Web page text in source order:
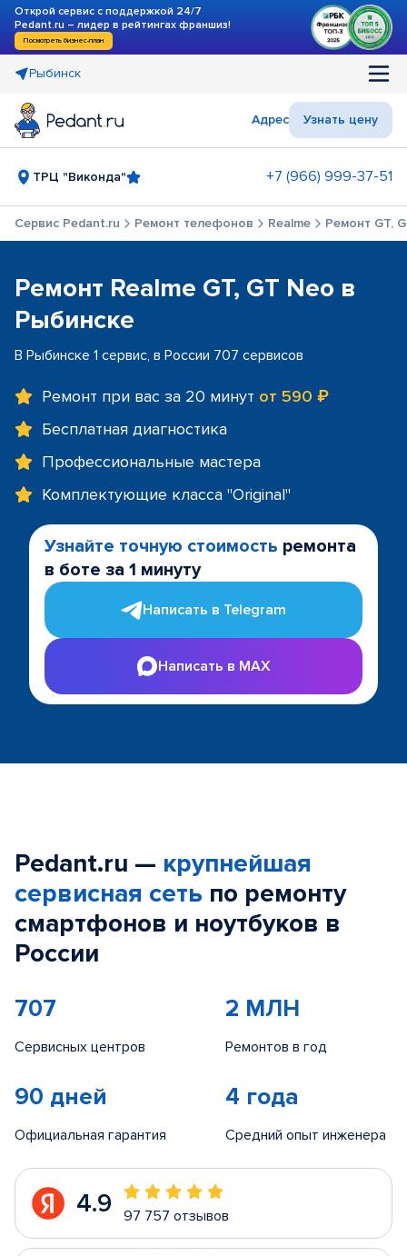
Открой сервис с поддержкой 24/7
Pedant.ru – лидер в рейтингах франшиз!
Посмотреть бизнес-план
Рыбинск
Адрес Узнать цену
ТРЦ "Виконда" +7 (966) 999-37-51
Сервис Pedant.ru Ремонт телефонов Realme Ремонт GT,
Ремонт Realme GT, GT Neo в
Рыбинске
В Рыбинске 1 сервис, в России 707 сервисов
Ремонт при вас за 20 минут от 590 ₽
Бесплатная диагностика
Профессиональные мастера
Комплектующие класса "Original"
Узнайте точную стоимость ремонта
в боте за 1 минуту
Написать в Telegram
Написать в MAX
Pedant.ru — крупнейшая
сервисная сеть по ремонту
смартфонов и ноутбуков в
России
707
Сервисных центров
2 МЛН
Ремонтов в год
90 дней
Официальная гарантия
4 года
Средний опыт инженера
4.9 97 757 отзывов